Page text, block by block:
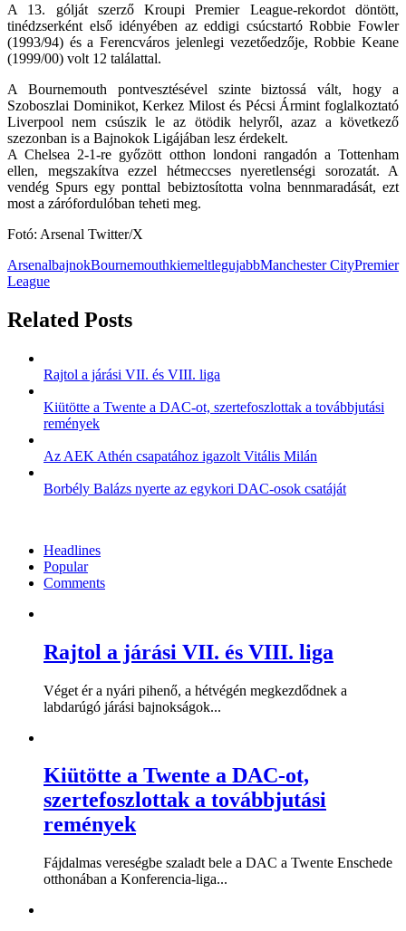
A 13. gólját szerző Kroupi Premier League-rekordot döntött,
tinédzserként első idényében az eddigi csúcstartó Robbie Fowler
(1993/94) és a Ferencváros jelenlegi vezetőedzője, Robbie Keane
(1999/00) volt 12 találattal.
A Bournemouth pontvesztésével szinte biztossá vált, hogy a
Szoboszlai Dominikot, Kerkez Milost és Pécsi Ármint foglalkoztató
Liverpool nem csúszik le az ötödik helyről, azaz a következő
szezonban is a Bajnokok Ligájában lesz érdekelt.
A Chelsea 2-1-re győzött otthon londoni rangadón a Tottenham
ellen, megszakítva ezzel hétmeccses nyeretlenségi sorozatát. A
vendég Spurs egy ponttal bebiztosította volna bennmaradását, ezt
most a zárófordulóban teheti meg.
Fotó: Arsenal Twitter/X
ArsenalbajnokBournemouthkiemeltlegujabbManchester CityPremier
League
Related Posts
Rajtol a járási VII. és VIII. liga
Kiütötte a Twente a DAC-ot, szertefoszlottak a továbbjutási
remények
Az AEK Athén csapatához igazolt Vitális Milán
Borbély Balázs nyerte az egykori DAC-osok csatáját
Headlines
Popular
Comments
Rajtol a járási VII. és VIII. liga
Véget ér a nyári pihenő, a hétvégén megkezdődnek a
labdarúgó járási bajnokságok...
Kiütötte a Twente a DAC-ot,
szertefoszlottak a továbbjutási
remények
Fájdalmas vereségbe szaladt bele a DAC a Twente Enschede
otthonában a Konferencia-liga...